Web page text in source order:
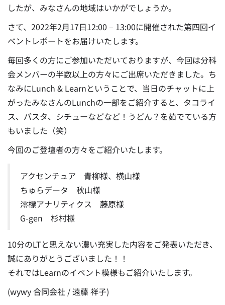
したが、みなさんの地域はいかがでしょうか。
さて、2022年2月17日12:00 – 13:00に開催された第四回イ
ベントレポートをお届けいたします。
毎回多くの方にご参加いただいておりますが、今回は分科
会メンバーの半数以上の方々にご出席いただきました。ち
なみにLunch & Learnということで、当日のチャットに上
がったみなさんのLunchの一部をご紹介すると、タコライ
ス、パスタ、シチューなどなど！うどん？を茹でている方
もいました（笑）
今回のご登壇者の方々をご紹介いたします。
アクセンチュア 青柳様、横山様
ちゅらデータ 秋山様
澪標アナリティクス 藤原様
G-gen 杉村様
10分のLTと思えない濃い充実した内容をご発表いただき、
誠にありがとうございました！！
それではLearnのイベント模様もご紹介いたします。
(wywy 合同会社 / 遠藤 祥子)